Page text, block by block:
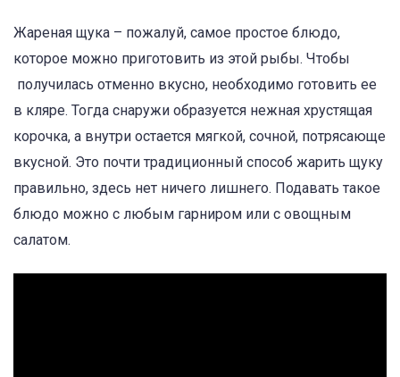
Жареная щука – пожалуй, самое простое блюдо,
которое можно приготовить из этой рыбы. Чтобы
получилась отменно вкусно, необходимо готовить ее
в кляре. Тогда снаружи образуется нежная хрустящая
корочка, а внутри остается мягкой, сочной, потрясающе
вкусной. Это почти традиционный способ жарить щуку
правильно, здесь нет ничего лишнего. Подавать такое
блюдо можно с любым гарниром или с овощным
салатом.